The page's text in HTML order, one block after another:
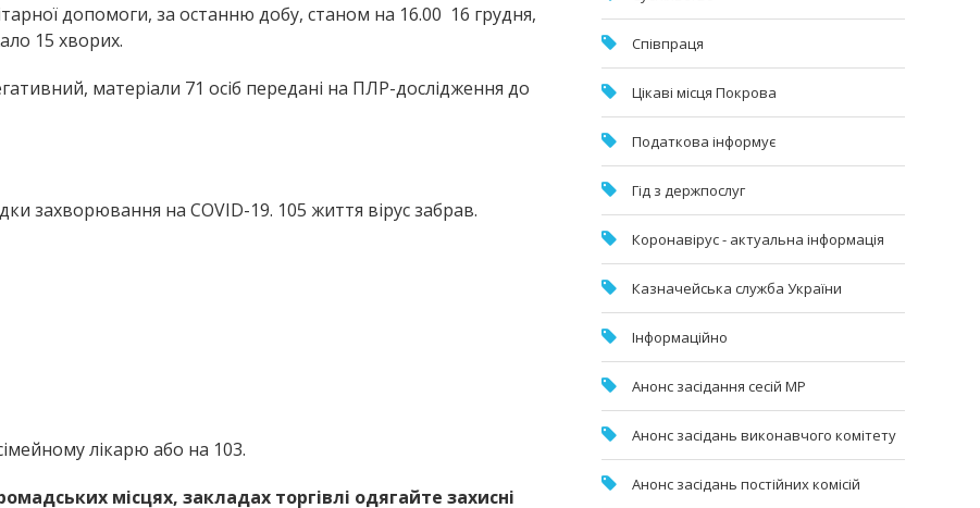
допомоги, за останню добу, станом на 16.00 16 грудня,
15 хворих.
матеріали 71 осіб передані на ПЛР-дослідження до
захворювання на COVID-19. 105 життя вірус забрав.
лікарю або на 103.
місцях, закладах торгівлі одягайте захисні
Співпраця
Цікаві місця Покрова
Податкова інформує
Гід з держпослуг
Коронавірус - актуальна інформація
Казначейська служба України
Інформаційно
Анонс засідання сесій МР
Анонс засідань виконавчого комітету
Анонс засідань постійних комісій